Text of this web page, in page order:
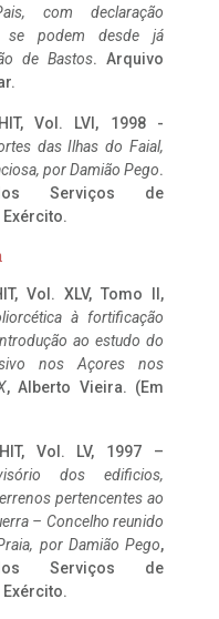
com declaração
se podem desde já
de Bastos. Arquivo
Vol. LVI, 1998 -
das Ilhas do Faial,
por Damião Pego.
Serviços de
Exército.
Vol. XLV, Tomo II,
à fortificação
ao estudo do
nos Açores nos
, Alberto Vieira. (Em
Vol. LV, 1997 –
dos edificios,
pertencentes ao
– Concelho reunido
por Damião Pego,
Serviços de